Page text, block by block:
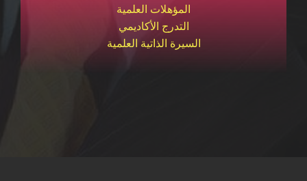
المؤهلات العلمية
التدرج الأكاديمي
السيرة الذاتية العلمية